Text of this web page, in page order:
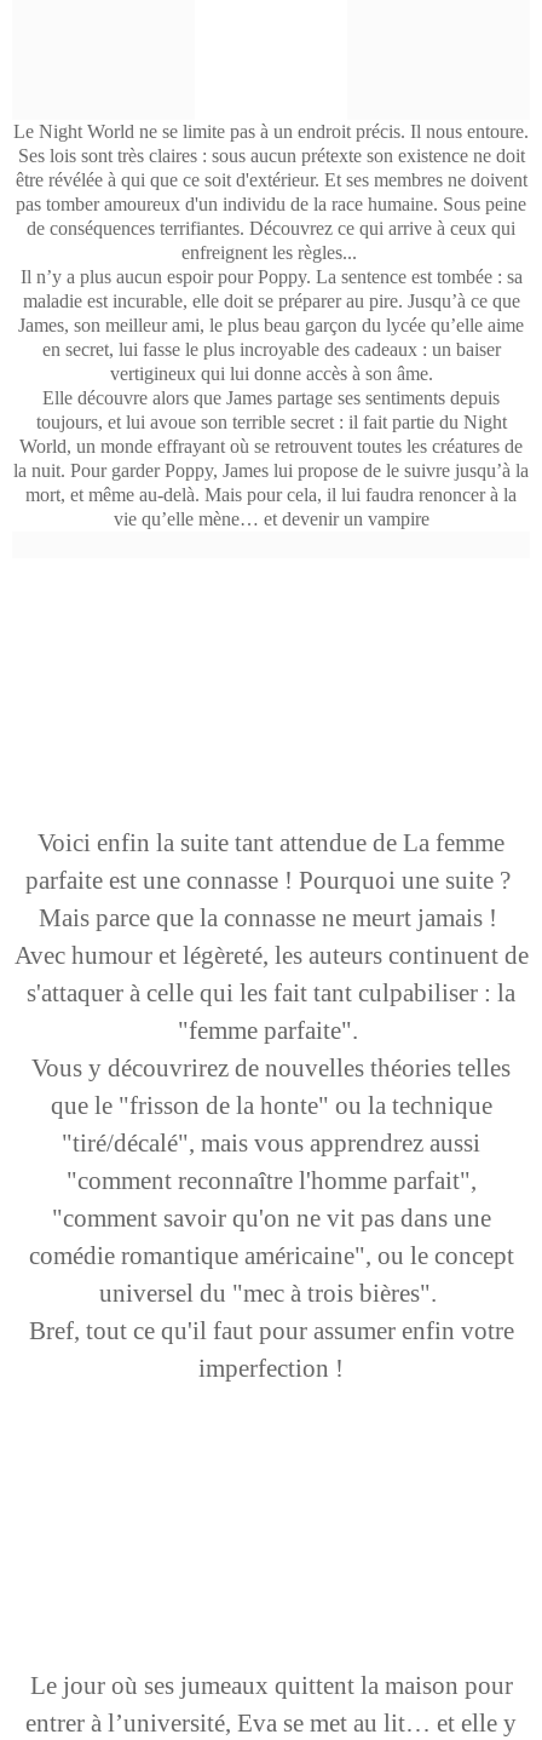
Le Night World ne se limite pas à un endroit précis. Il nous entoure.
Ses lois sont très claires : sous aucun prétexte son existence ne doit
être révélée à qui que ce soit d'extérieur. Et ses membres ne doivent
pas tomber amoureux d'un individu de la race humaine. Sous peine
de conséquences terrifiantes. Découvrez ce qui arrive à ceux qui
enfreignent les règles...
Il n’y a plus aucun espoir pour Poppy. La sentence est tombée : sa
maladie est incurable, elle doit se préparer au pire. Jusqu’à ce que
James, son meilleur ami, le plus beau garçon du lycée qu’elle aime
en secret, lui fasse le plus incroyable des cadeaux : un baiser
vertigineux qui lui donne accès à son âme.
Elle découvre alors que James partage ses sentiments depuis
toujours, et lui avoue son terrible secret : il fait partie du Night
World, un monde effrayant où se retrouvent toutes les créatures de
la nuit. Pour garder Poppy, James lui propose de le suivre jusqu’à la
mort, et même au-delà. Mais pour cela, il lui faudra renoncer à la
vie qu’elle mène… et devenir un vampire
Voici enfin la suite tant attendue de La femme
parfaite est une connasse ! Pourquoi une suite ?
Mais parce que la connasse ne meurt jamais !
Avec humour et légèreté, les auteurs continuent de
s'attaquer à celle qui les fait tant culpabiliser : la
"femme parfaite".
Vous y découvrirez de nouvelles théories telles
que le "frisson de la honte" ou la technique
"tiré/décalé", mais vous apprendrez aussi
"comment reconnaître l'homme parfait",
"comment savoir qu'on ne vit pas dans une
comédie romantique américaine", ou le concept
universel du "mec à trois bières".
Bref, tout ce qu'il faut pour assumer enfin votre
imperfection !
Le jour où ses jumeaux quittent la maison pour
entrer à l’université, Eva se met au lit… et elle y